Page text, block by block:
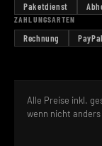
Paketdienst
ZAHLUNGSARTEN
Rechnung PayPal
Alle Preise inkl.
wenn nicht